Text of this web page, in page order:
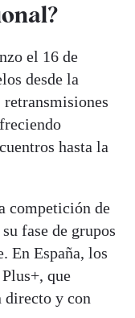
el 16 de
desde la
retransmisiones
hasta la
competición de
fase de grupos
En España, los
que
directo y con